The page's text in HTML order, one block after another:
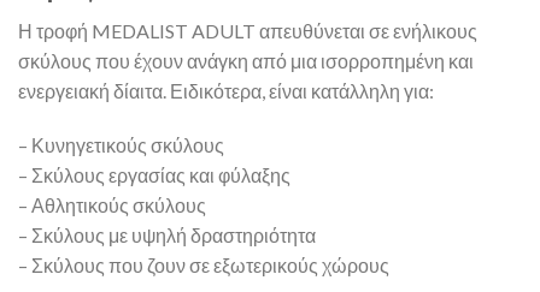
Η τροφή MEDALIST ADULT απευθύνεται σε ενήλικους
σκύλους που έχουν ανάγκη από μια ισορροπημένη και
ενεργειακή δίαιτα. Ειδικότερα, είναι κατάλληλη για:
– Κυνηγετικούς σκύλους
– Σκύλους εργασίας και φύλαξης
– Αθλητικούς σκύλους
– Σκύλους με υψηλή δραστηριότητα
– Σκύλους που ζουν σε εξωτερικούς χώρους